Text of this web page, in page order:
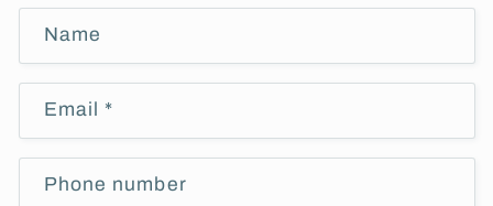
Name
Email *
Phone number